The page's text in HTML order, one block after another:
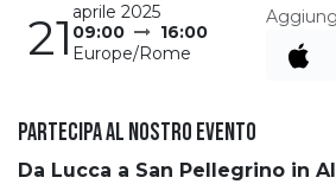
21 aprile 2025
09:00
16:00
Europe/Rome
Partecipa al nostro evento
Da Lucca a San Pellegrino in